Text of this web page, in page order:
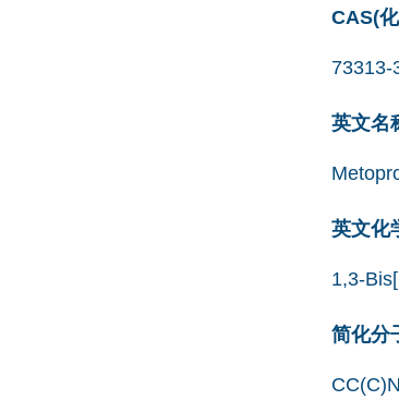
CAS(
73313-
英文名
英文化
1,3-
简化分